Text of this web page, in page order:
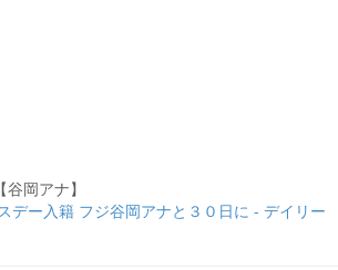
岡アナ】
デー入籍 フジ谷岡アナと３０日に - デイリー